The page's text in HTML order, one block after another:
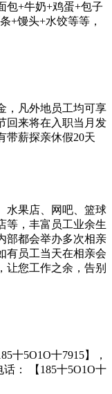
包+牛奶+鸡蛋+包子
+馒头+水饺等等，
，凡外地员工均可享
回来将在入职当月发
带薪探亲休假20天
水果店、网吧、篮球
等，丰富员工业余生
部都会举办多次相亲
有员工当天在相亲会
让您工作之余，告别
十5O1O十7915】，
： 【185十5O1O十